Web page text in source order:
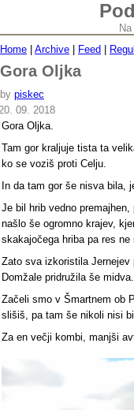
Home
Archive Feed
Gora Oljka
by piskec
09. 2018
Gora Oljka.
Tam gor kraljuje tista ta
ko se voziš proti Celju.
In da tam gor še nisva bila,
Je bil hrib vedno
našlo še ogromno krajev,
skakajočega hriba pa res ne
Zato sva izkoristila Jernejev
Domžale pridružila še
Začeli smo v Šmartnem ob
slišiš, pa tam še nikoli nisi
Za en večji kombi, manjši